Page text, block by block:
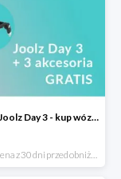
Promocja Joolz Day 3 - kup wózek i otrzymaj akcesoria o wartości 616 zł gratis
*najniższa cena z 30 dni przed obniżką